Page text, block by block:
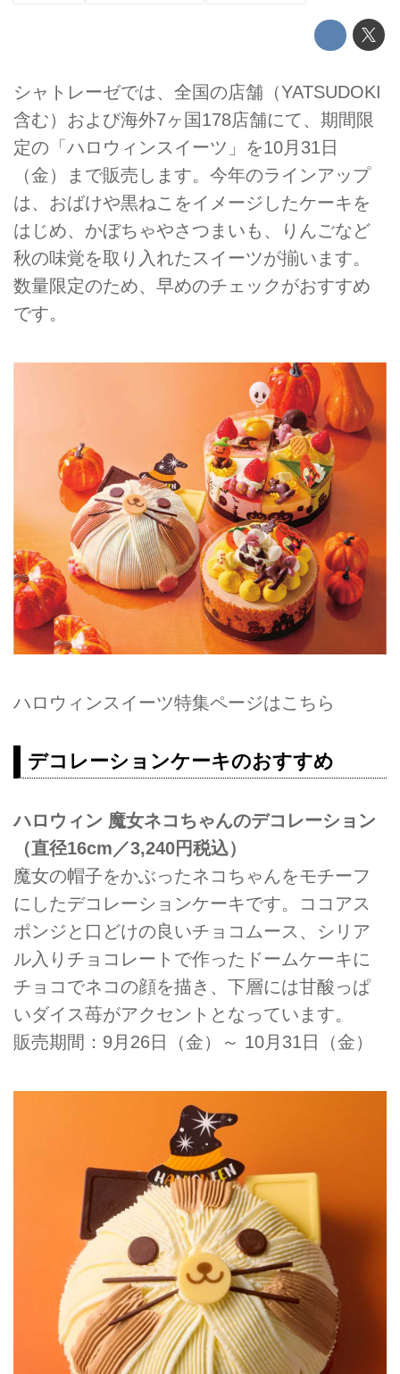
シャトレーゼでは、全国の店舗（YATSUDOKI
含む）および海外7ヶ国178店舗にて、期間限
定の「ハロウィンスイーツ」を10月31日
（金）まで販売します。今年のラインアップ
は、おばけや黒ねこをイメージしたケーキを
はじめ、かぼちゃやさつまいも、りんごなど
秋の味覚を取り入れたスイーツが揃います。
数量限定のため、早めのチェックがおすすめ
です。
ハロウィンスイーツ特集ページはこちら
デコレーションケーキのおすすめ
ハロウィン 魔女ネコちゃんのデコレーション
（直径16cm／3,240円税込）
魔女の帽子をかぶったネコちゃんをモチーフ
にしたデコレーションケーキです。ココアス
ポンジと口どけの良いチョコムース、シリア
ル入りチョコレートで作ったドームケーキに
チョコでネコの顔を描き、下層には甘酸っぱ
いダイス苺がアクセントとなっています。
販売期間：9月26日（金）～ 10月31日（金）